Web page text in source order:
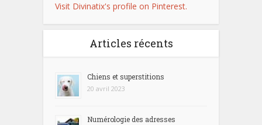
Visit Divinatix's profile on Pinterest.
Articles récents
Chiens et superstitions
20 avril 2023
Numérologie des adresses